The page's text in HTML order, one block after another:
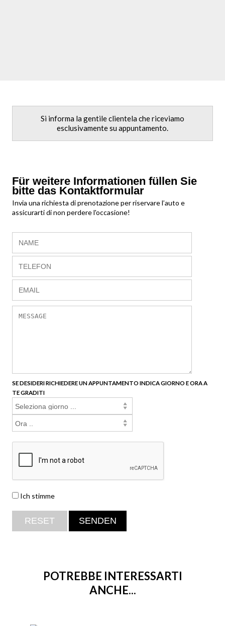
Si informa la gentile clientela che riceviamo
esclusivamente su appuntamento.
Für weitere Informationen füllen Sie
bitte das Kontaktformular
Invia una richiesta di prenotazione per riservare l’auto e
assicurarti di non perdere l'occasione!
SE DESIDERI RICHIEDERE UN APPUNTAMENTO INDICA GIORNO E ORA A
TE GRADITI
Ich stimme
POTREBBE INTERESSARTI
ANCHE...